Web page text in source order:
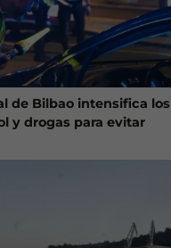
de Bilbao intensifica los
y drogas para evitar